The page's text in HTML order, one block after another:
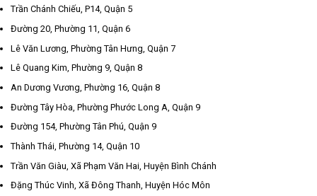
Trần Chánh Chiếu, P14, Quận 5
Đường 20, Phường 11, Quận 6
Lê Văn Lương, Phường Tân Hưng, Quận 7
Lê Quang Kim, Phường 9, Quận 8
An Dương Vương, Phường 16, Quận 8
Đường Tây Hòa, Phường Phước Long A, Quận 9
Đường 154, Phường Tân Phú, Quận 9
Thành Thái, Phường 14, Quận 10
Trần Văn Giàu, Xã Phạm Văn Hai, Huyện Bình Chánh
Đặng Thúc Vinh, Xã Đông Thanh, Huyện Hóc Môn